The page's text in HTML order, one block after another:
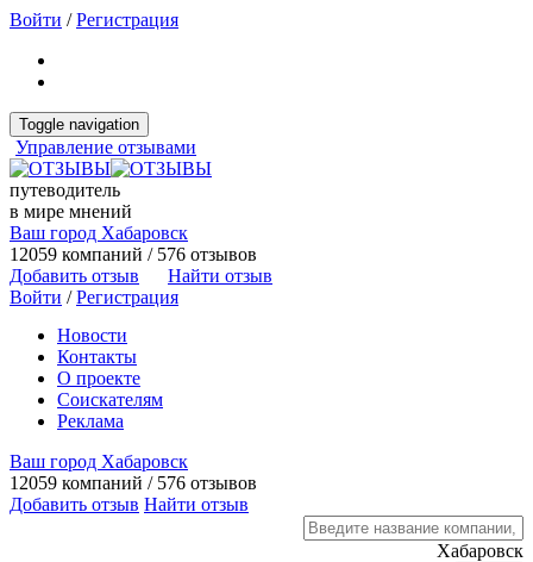
Войти /Регистрация
Toggle navigation
Управление отзывами
путеводитель
в мире мнений
Ваш город Хабаровск
12059 компаний / 576 отзывов
Добавить отзыв
Найти отзыв
Войти /Регистрация
Новости
Контакты
О проекте
Соискателям
Реклама
Ваш город Хабаровск
12059 компаний / 576 отзывов
Добавить отзыв Найти отзыв
Хабаровск